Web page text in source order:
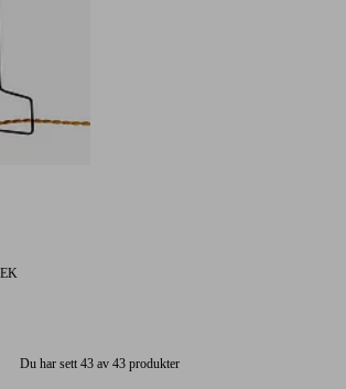
Du har sett 43 av 43 produkter